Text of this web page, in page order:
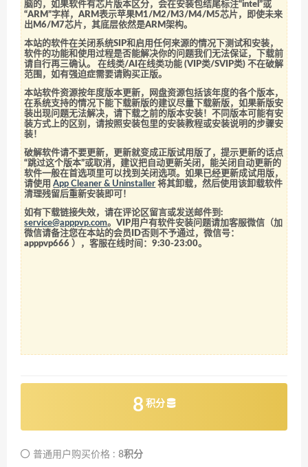
脑的，如果软件有芯片版本区分，会在安装包结尾标注“intel”或
“ARM”字样，ARM表示苹果M1/M2/M3/M4/M5芯片，即使未来
出M6/M7芯片，其底层依然是ARM架构。
本站的软件在关闭系统SIP和启用任何来源的情况下测试和安装，
软件的功能和使用过程是否能解决你的问题我们无法保证，下载前
请自行再三确认。 在线类/AI在线类功能 (VIP类/SVIP类) 不在破解
范围，如有强迫症需要请购买正版。
本站软件资源按年度版本更新，网盘资源包括该年度的各个版本，
在系统支持的情况下能下载新版的建议尽量下载新版，如果新版安
装出现问题无法解决，请下载之前的版本安装！不同版本可能有安
装方式上的区别，请按照安装包里的安装教程或安装说明的步骤安
装！
破解软件请不要更新，更新就变成正版试用版了，提示更新的话点
“跳过这个版本”或取消，建议把自动更新关闭，能关闭自动更新的
软件一般在首选项里可以找到关闭选项。如果已经更新成试用版，
请使用App Cleaner & Uninstaller 将其卸载，然后使用该卸载软件
清理残留后重新安装即可！
如有下载链接失效，请在评论区留言或发送邮件到:
service@apppvp.com。VIP用户有软件安装问题请加客服微信（加
微信请备注您在本站的会员ID否则不予通过，微信号：
apppvp666 ），客服在线时间：9:30-23:00。
8 积分
普通用户购买价格 : 8积分